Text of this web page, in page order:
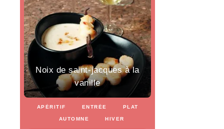
Noix de saint-jacques à la
vanille
APÉRITIF ENTRÉE PLAT
AUTOMNE HIVER